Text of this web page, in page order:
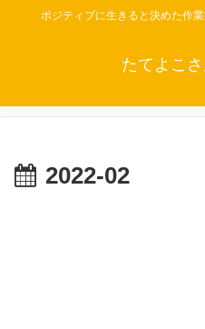
ポジティブに生きると決めた作
たてよこ
2022-02